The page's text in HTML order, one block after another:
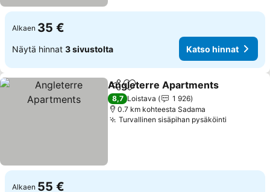
Alkaen 35 €
Näytä hinnat 3 sivustolta Katso hinnat
Jaa Lisää suosikkeihin
Angleterre Apartments
8,7 Loistava
1 926
0.7 km kohteesta Sadama
Turvallinen sisäpihan pysäköinti
Alkaen 55 €